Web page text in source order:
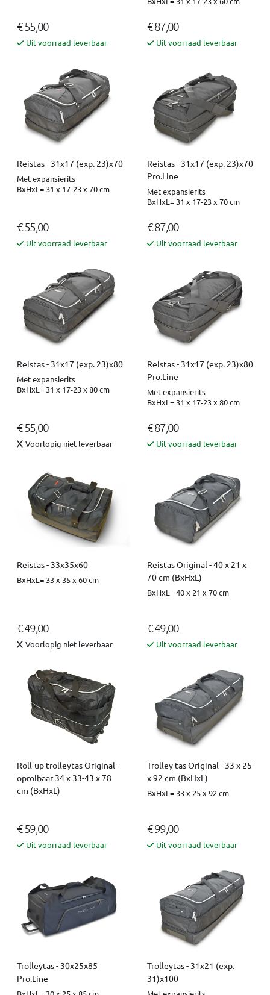
€ 55,00
Uit voorraad leverbaar
€ 87,00
Uit voorraad leverbaar
Reistas - 31x17 (exp. 23)x70
Met expansierits
BxHxL= 31 x 17-23 x 70 cm
€ 55,00
Uit voorraad leverbaar
Reistas - 31x17 (exp. 23)x70
Pro.Line
Met expansierits
BxHxL= 31 x 17-23 x 70 cm
€ 87,00
Uit voorraad leverbaar
Reistas - 31x17 (exp. 23)x80
Met expansierits
BxHxL= 31 x 17-23 x 80 cm
€ 55,00
Voorlopig niet leverbaar
Reistas - 31x17 (exp. 23)x80
Pro.Line
Met expansierits
BxHxL= 31 x 17-23 x 80 cm
€ 87,00
Uit voorraad leverbaar
Reistas - 33x35x60
BxHxL= 33 x 35 x 60 cm
€ 49,00
Voorlopig niet leverbaar
Reistas Original - 40 x 21 x
70 cm (BxHxL)
BxHxL= 40 x 21 x 70 cm
€ 49,00
Uit voorraad leverbaar
Roll-up trolleytas Original -
oprolbaar 34 x 33-43 x 78
cm (BxHxL)
€ 59,00
Uit voorraad leverbaar
Trolley tas Original - 33 x 25
x 92 cm (BxHxL)
BxHxL= 33 x 25 x 92 cm
€ 99,00
Uit voorraad leverbaar
Trolleytas - 30x25x85
Pro.Line
Trolleytas - 31x21 (exp.
31)x100